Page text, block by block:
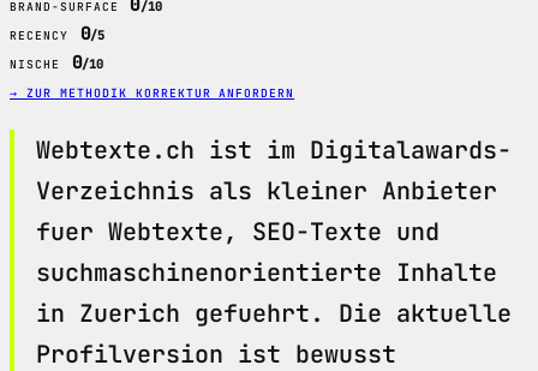
BRAND-SURFACE /10
RECENCY 0/5
NISCHE 0/10
→ ZUR METHODIK KORREKTUR ANFORDERN
Webtexte.ch ist im Digitalawards-
Verzeichnis als kleiner Anbieter
fuer Webtexte, SEO-Texte und
suchmaschinenorientierte Inhalte
in Zuerich gefuehrt. Die aktuelle
Profilversion ist bewusst